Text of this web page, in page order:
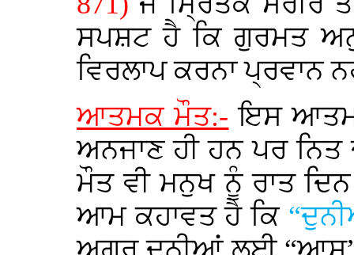
ਸਪਸ਼ਟ ਹੈ ਕਿ ਗੁਰਮਤ
ਵਿਰਲਾਪ ਕਰਨਾ ਪ੍ਰਵਾਨ
ਆਤਮਕ ਮੌਤ:- ਇਸ
ਅਨਜਾਣ ਹੀ ਹਨ ਪਰ
ਮੌਤ ਵੀ ਮਨੁਖ ਨੂੰ ਰਾਤ ਦਿਨ
ਆਮ ਕਹਾਵਤ ਹੈ ਕਿ